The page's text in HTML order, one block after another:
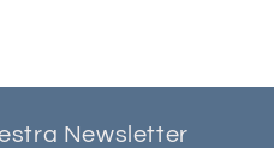
Newsletter